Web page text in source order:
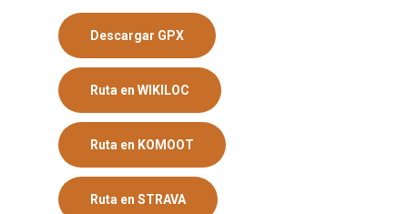
Descargar GPX
Ruta en WIKILOC
Ruta en KOMOOT
Ruta en STRAVA